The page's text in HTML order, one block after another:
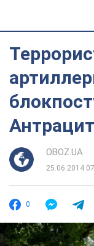
OBOZ.UA
25.06.2014
0